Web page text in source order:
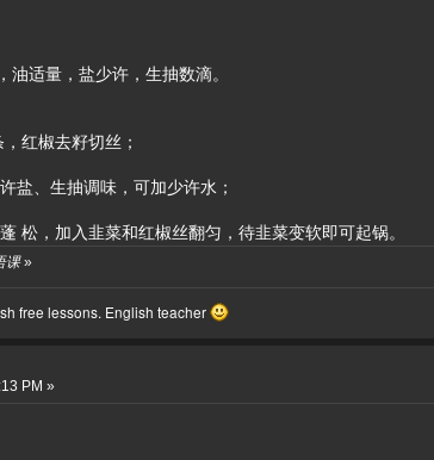
适量，盐少许，生抽数滴。
红椒去籽切丝；
盐、生抽调味，可加少许水；
松，加入韭菜和红椒丝翻匀，待韭菜变软即可起锅。
课»
free lessons. English teacher
PM »